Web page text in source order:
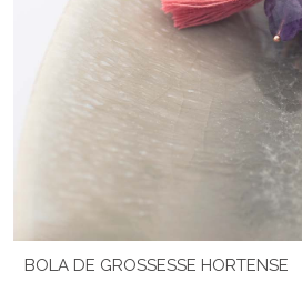
BOLA DE GROSSESSE HORTENSE